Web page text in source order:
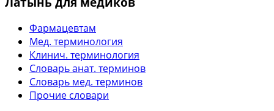
Фармацевтам
Мед. терминология
Клинич. терминология
Словарь анат. терминов
Словарь мед. терминов
Прочие словари